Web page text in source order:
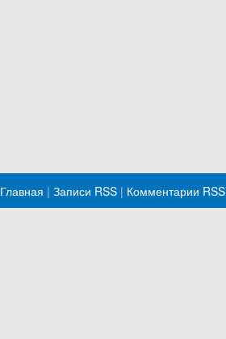
Главная | Записи RSS | Комментарии RSS